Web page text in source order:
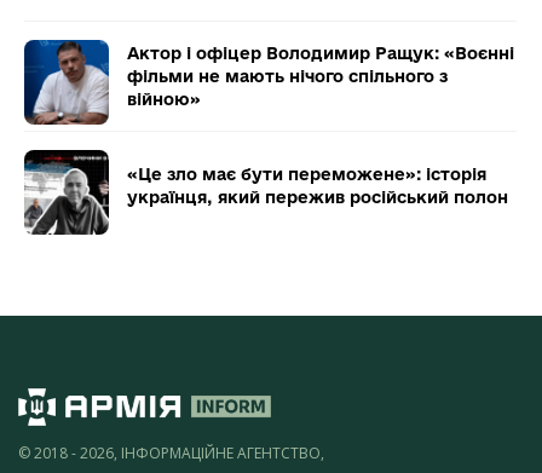
Актор і офіцер Володимир Ращук: «Воєнні
фільми не мають нічого спільного з
війною»
«Це зло має бути переможене»: історія
українця, який пережив російський полон
© 2018 - 2026, ІНФОРМАЦІЙНЕ АГЕНТСТВО,